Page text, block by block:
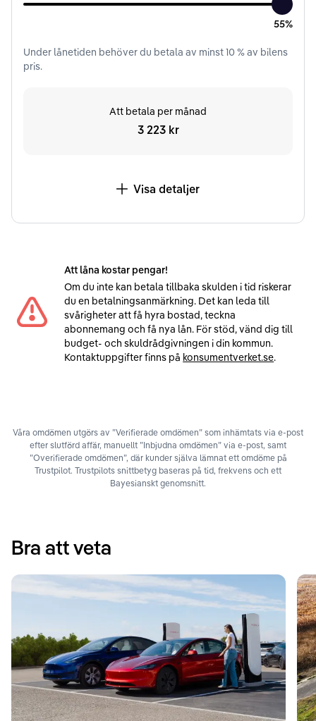
55%
Under lånetiden behöver du betala av minst10% av bilens
pris.
Att betala per månad
3 223 kr
Visa detaljer
Att låna kostar pengar!
Om du inte kan betala tillbaka skulden i tid riskerar
du en betalningsanmärkning. Det kan leda till
svårigheter att få hyra bostad, teckna
abonnemang och få nya lån. För stöd, vänd dig till
budget- och skuldrådgivningen i din kommun.
Kontaktuppgifter finns på konsumentverket.se.
Våra omdömen utgörs av ”Verifierade omdömen” som inhämtats via e-post
efter slutförd affär, manuellt ”Inbjudna omdömen” via e-post, samt
”Overifierade omdömen”, där kunder själva lämnat ett omdöme på
Trustpilot. Trustpilots snittbetyg baseras på tid, frekvens och ett
Bayesianskt genomsnitt.
Bra att veta